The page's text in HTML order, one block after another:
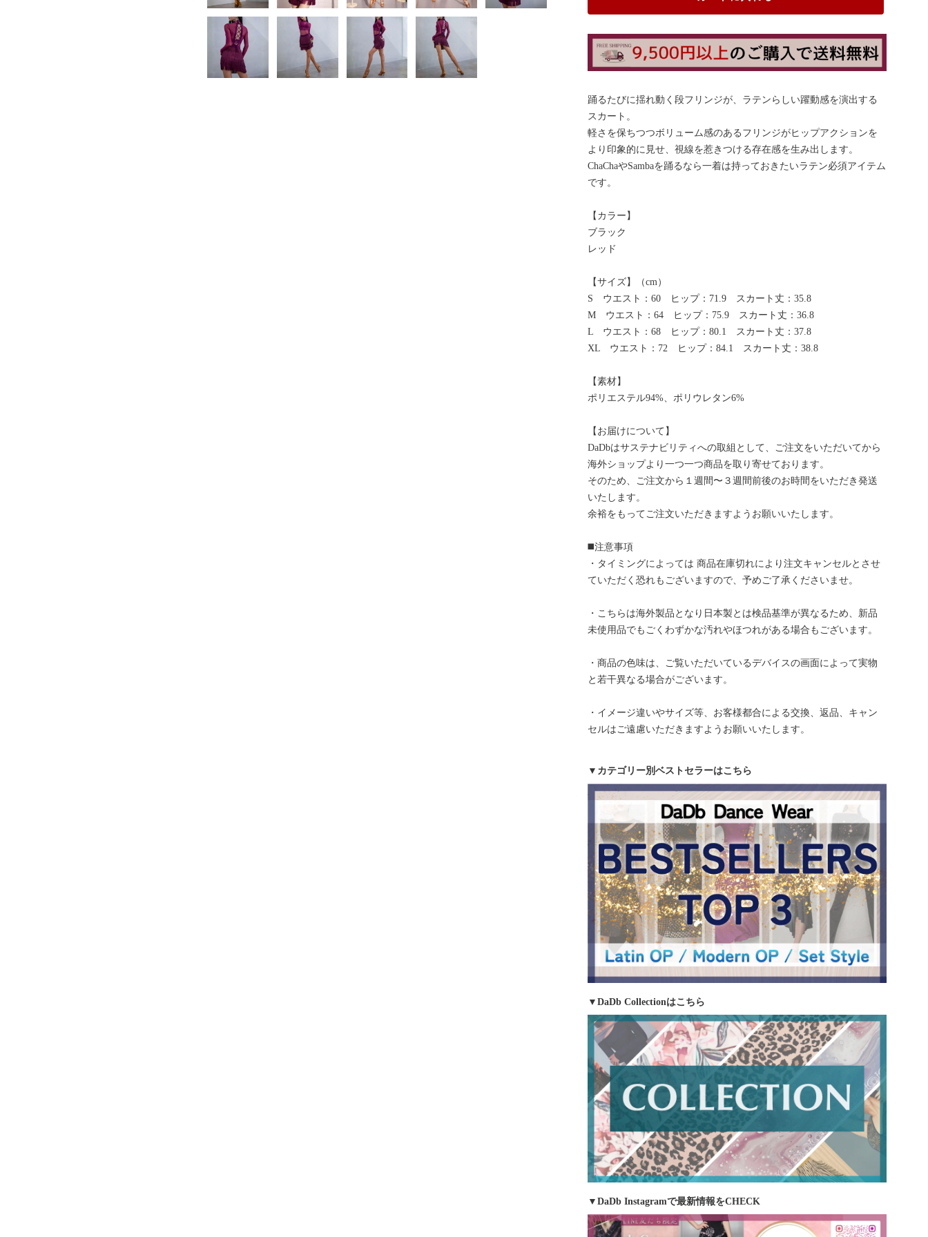
踊るたびに揺れ動く段フリンジが、ラテンらしい躍動感を演出する
スカート。
軽さを保ちつつボリューム感のあるフリンジがヒップアクションを
より印象的に見せ、視線を惹きつける存在感を生み出します。
ChaChaやSambaを踊るなら一着は持っておきたいラテン必須アイテム
です。
【カラー】
ブラック
レッド
【サイズ】（cm）
S ウエスト：60 ヒップ：71.9 スカート丈：35.8
M ウエスト：64 ヒップ：75.9 スカート丈：36.8
L ウエスト：68 ヒップ：80.1 スカート丈：37.8
XL ウエスト：72 ヒップ：84.1 スカート丈：38.8
【素材】
ポリエステル94%、ポリウレタン6%
【お届けについて】
DaDbはサステナビリティへの取組として、ご注文をいただいてから
海外ショップより一つ一つ商品を取り寄せております。
そのため、ご注文から１週間〜３週間前後のお時間をいただき発送
いたします。
余裕をもってご注文いただきますようお願いいたします。
◼️注意事項
・タイミングによっては 商品在庫切れにより注文キャンセルとさせ
ていただく恐れもございますので、予めご了承くださいませ。
・こちらは海外製品となり日本製とは検品基準が異なるため、新品
未使用品でもごくわずかな汚れやほつれがある場合もございます。
・商品の色味は、ご覧いただいているデバイスの画面によって実物
と若干異なる場合がございます。
・イメージ違いやサイズ等、お客様都合による交換、返品、キャン
セルはご遠慮いただきますようお願いいたします。
▼カテゴリー別ベストセラーはこちら
▼DaDb Collectionはこちら
▼DaDb Instagramで最新情報をCHECK